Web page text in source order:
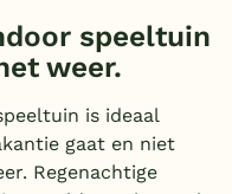
speeltuin
weer.
is ideaal
gaat en niet
Regenachtige